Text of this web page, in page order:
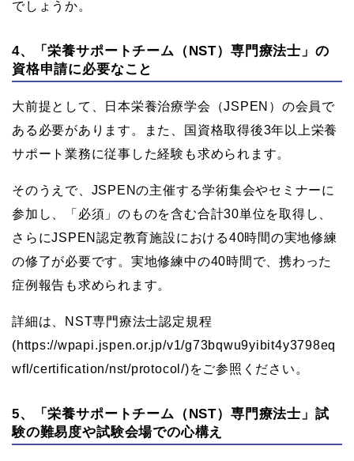
でしょうか。
4、「栄養サポートチーム（NST）専門療法士」の
資格申請に必要なこと
大前提として、日本栄養治療学会（JSPEN）の会員で
ある必要があります。また、国資格取得後3年以上栄養
サポート業務に従事した経験も求められます。
そのうえで、JSPENの主催する学術集会やセミナーに
参加し、「必須」のものを含む合計30単位を取得し、
さらにJSPEN認定教育施設における40時間の実地修練
の修了が必要です。実地修練中の40時間で、携わった
症例報告も求められます。
詳細は、NST専門療法士認定規程
(https://wpapi.jspen.or.jp/v1/g73bqwu9yibit4y3798eq
wfl/certification/nst/protocol/)をご参照ください。
5、「栄養サポートチーム（NST）専門療法士」試
験の難易度や試験会場での心構え